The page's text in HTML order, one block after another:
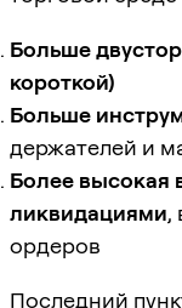
Больше
короткой)
Больше
держателей и
Более высокая
ликвидациями,
ордеров
Последний